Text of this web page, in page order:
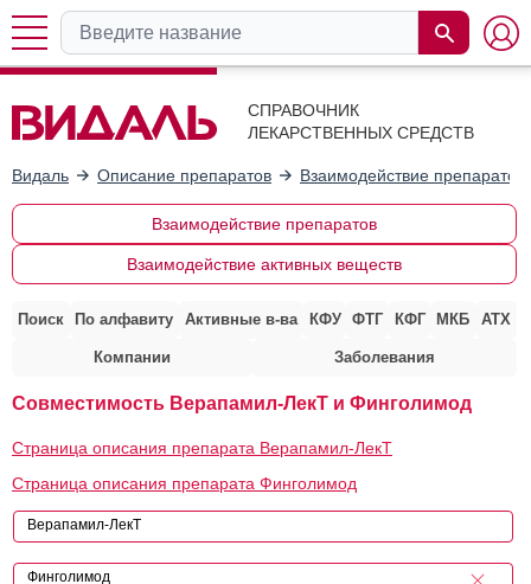
СПРАВОЧНИК
ЛЕКАРСТВЕННЫХ СРЕДСТВ
Видаль Описание препаратов Взаимодействие препаратов
Взаимодействие препаратов
Взаимодействие активных веществ
Поиск По алфавиту Активные в-ва КФУ ФТГ КФГ МКБ АТХ
Компании Заболевания
Совместимость Верапамил-ЛекТ и Финголимод
Страница описания препарата Верапамил-ЛекТ
Страница описания препарата Финголимод